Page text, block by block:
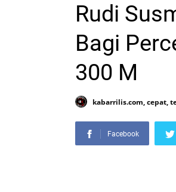
Rudi
Bagi
300 M
kabarrilis.com, cepat,
Facebook